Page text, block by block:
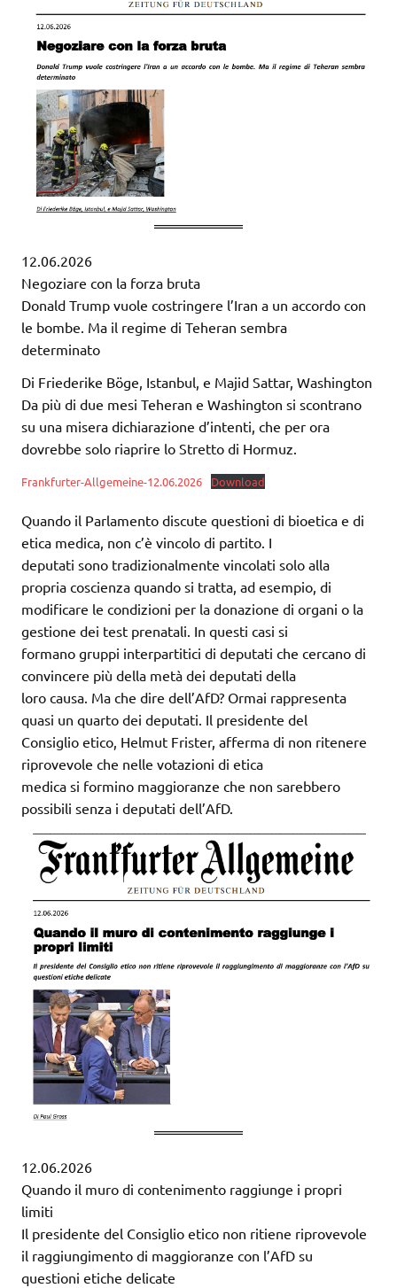
12.06.2026
Negoziare con la forza bruta
Donald Trump vuole costringere l’Iran a un accordo con
le bombe. Ma il regime di Teheran sembra
determinato
Di Friederike Böge, Istanbul, e Majid Sattar, Washington
Da più di due mesi Teheran e Washington si scontrano
su una misera dichiarazione d’intenti, che per ora
dovrebbe solo riaprire lo Stretto di Hormuz.
Frankfurter-Allgemeine-12.06.2026 Download
Quando il Parlamento discute questioni di bioetica e di
etica medica, non c’è vincolo di partito. I
deputati sono tradizionalmente vincolati solo alla
propria coscienza quando si tratta, ad esempio, di
modificare le condizioni per la donazione di organi o la
gestione dei test prenatali. In questi casi si
formano gruppi interpartitici di deputati che cercano di
convincere più della metà dei deputati della
loro causa. Ma che dire dell’AfD? Ormai rappresenta
quasi un quarto dei deputati. Il presidente del
Consiglio etico, Helmut Frister, afferma di non ritenere
riprovevole che nelle votazioni di etica
medica si formino maggioranze che non sarebbero
possibili senza i deputati dell’AfD.
12.06.2026
Quando il muro di contenimento raggiunge i propri
limiti
Il presidente del Consiglio etico non ritiene riprovevole
il raggiungimento di maggioranze con l’AfD su
questioni etiche delicate